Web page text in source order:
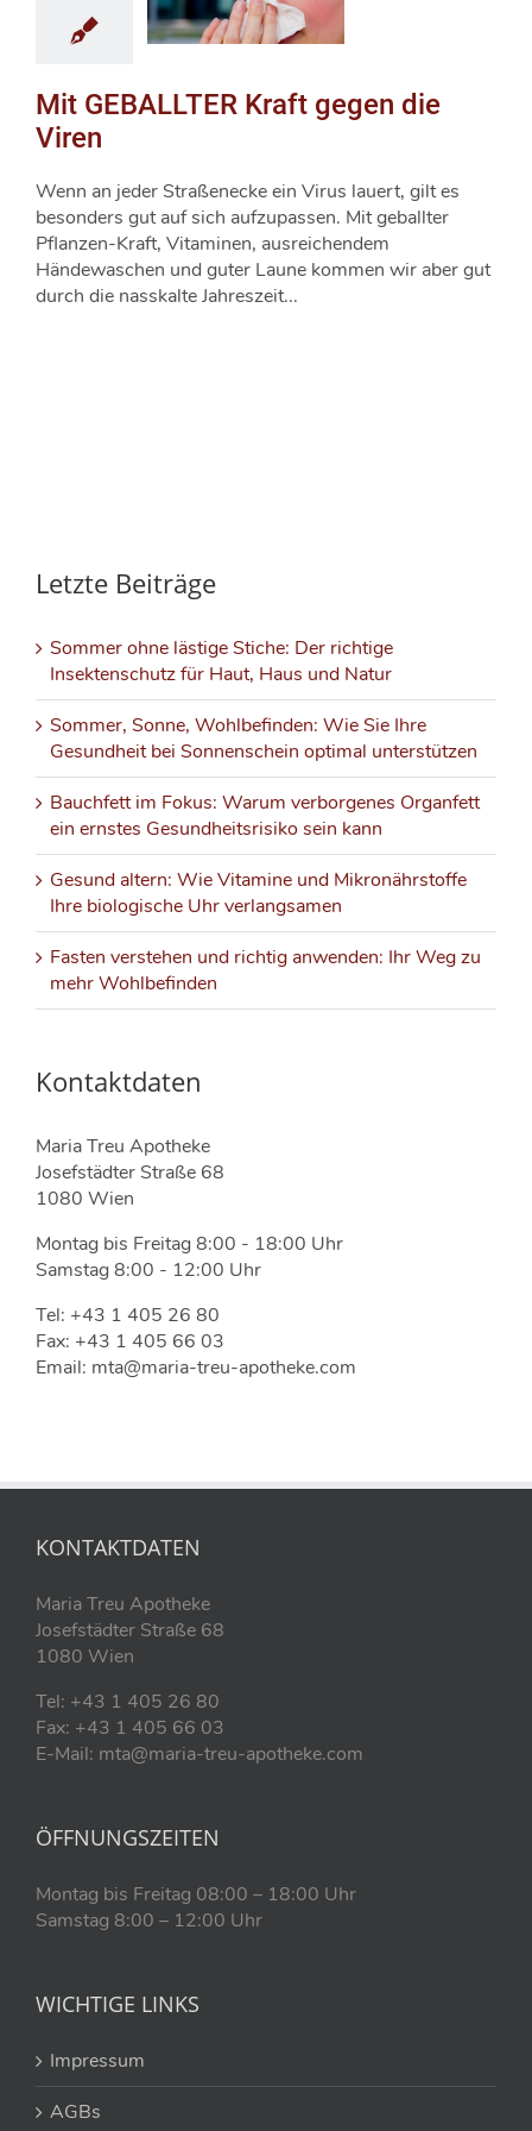
Mit GEBALLTER Kraft gegen die
Viren
Wenn an jeder Straßenecke ein Virus lauert, gilt es
besonders gut auf sich aufzupassen. Mit geballter
Pflanzen-Kraft, Vitaminen, ausreichendem
Händewaschen und guter Laune kommen wir aber gut
durch die nasskalte Jahreszeit...
Letzte Beiträge
Sommer ohne lästige Stiche: Der richtige
Insektenschutz für Haut, Haus und Natur
Sommer, Sonne, Wohlbefinden: Wie Sie Ihre
Gesundheit bei Sonnenschein optimal unterstützen
Bauchfett im Fokus: Warum verborgenes Organfett
ein ernstes Gesundheitsrisiko sein kann
Gesund altern: Wie Vitamine und Mikronährstoffe
Ihre biologische Uhr verlangsamen
Fasten verstehen und richtig anwenden: Ihr Weg zu
mehr Wohlbefinden
Kontaktdaten
Maria Treu Apotheke
Josefstädter Straße 68
1080 Wien
Montag bis Freitag 8:00 - 18:00 Uhr
Samstag 8:00 - 12:00 Uhr
Tel: +43 1 405 26 80
Fax: +43 1 405 66 03
Email: mta@maria-treu-apotheke.com
KONTAKTDATEN
Maria Treu Apotheke
Josefstädter Straße 68
1080 Wien
Tel: +43 1 405 26 80
Fax: +43 1 405 66 03
E-Mail: mta@maria-treu-apotheke.com
ÖFFNUNGSZEITEN
Montag bis Freitag 08:00 – 18:00 Uhr
Samstag 8:00 – 12:00 Uhr
WICHTIGE LINKS
Impressum
AGBs